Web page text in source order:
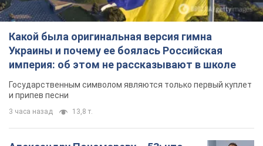
Какой была оригинальная версия гимна
Украины и почему ее боялась Российская
империя: об этом не рассказывают в школе
Государственным символом являются только первый куплет
и припев песни
3 часа назад 13,8 т.